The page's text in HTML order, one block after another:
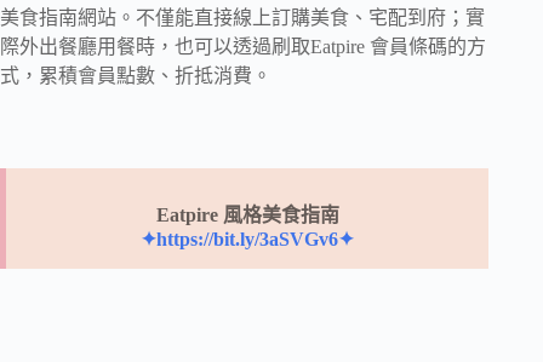
美食指南網站。不僅能直接線上訂購美食、宅配到府；實
際外出餐廳用餐時，也可以透過刷取Eatpire 會員條碼的方
式，累積會員點數、折抵消費。
Eatpire 風格美食指南
✦https://bit.ly/3aSVGv6✦